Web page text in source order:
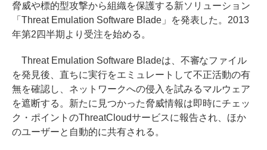
脅威や標的型攻撃から組織を保護する新ソリューション
「Threat Emulation Software Blade」を発表した。2013
年第2四半期より受注を始める。
Threat Emulation Software Bladeは、不審なファイル
を発見後、直ちに実行をエミュレートして不正活動の有
無を確認し、ネットワークへの侵入を試みるマルウェア
を遮断する。新たに見つかった脅威情報は即時にチェッ
ク・ポイントのThreatCloudサービスに報告され、ほか
のユーザーと自動的に共有される。